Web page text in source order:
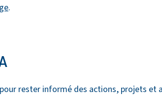
.
rester informé des actions, projets et